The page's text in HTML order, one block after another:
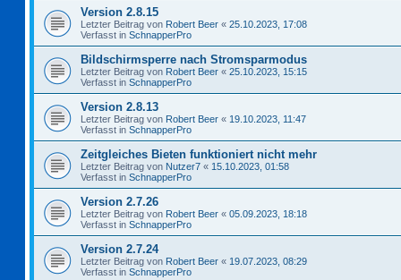
Version 2.8.15
Letzter Beitrag von Robert Beer « 25.10.2023, 17:08
Verfasst in SchnapperPro
Bildschirmsperre nach Stromsparmodus
Letzter Beitrag von Robert Beer « 25.10.2023, 15:15
Verfasst in SchnapperPro
Version 2.8.13
Letzter Beitrag von Robert Beer « 19.10.2023, 11:47
Verfasst in SchnapperPro
Zeitgleiches Bieten funktioniert nicht mehr
Letzter Beitrag von Nutzer7 « 15.10.2023, 01:58
Verfasst in SchnapperPro
Version 2.7.26
Letzter Beitrag von Robert Beer « 05.09.2023, 18:18
Verfasst in SchnapperPro
Version 2.7.24
Letzter Beitrag von Robert Beer « 19.07.2023, 08:29
Verfasst in SchnapperPro